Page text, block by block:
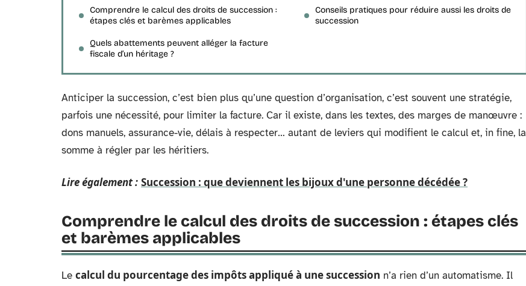
Comprendre le calcul des droits de succession :
étapes clés et barèmes applicables
Quels abattements peuvent alléger la facture
fiscale d’un héritage ?
Conseils pratiques pour réduire aussi les droits de
succession
Anticiper la succession, c’est bien plus qu’une question d’organisation, c’est souvent une stratégie,
parfois une nécessité, pour limiter la facture. Car il existe, dans les textes, des marges de manœuvre :
dons manuels, assurance-vie, délais à respecter… autant de leviers qui modifient le calcul et, in fine, la
somme à régler par les héritiers.
Lire également : Succession : que deviennent les bijoux d'une personne décédée ?
Comprendre le calcul des droits de succession : étapes clés
et barèmes applicables
Le calcul du pourcentage des impôts appliqué à une succession n’a rien d’un automatisme. Il